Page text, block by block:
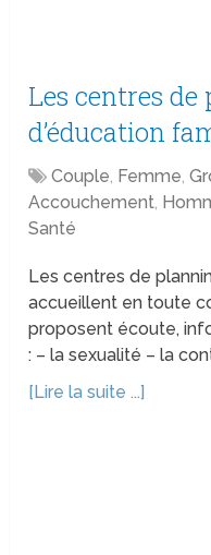
Les centres
d’éducation
Couple, Femme,
Accouchement,
Santé
Les centres de
accueillent en toute
proposent écoute,
: – la sexualité – la
[Lire la suite ...]